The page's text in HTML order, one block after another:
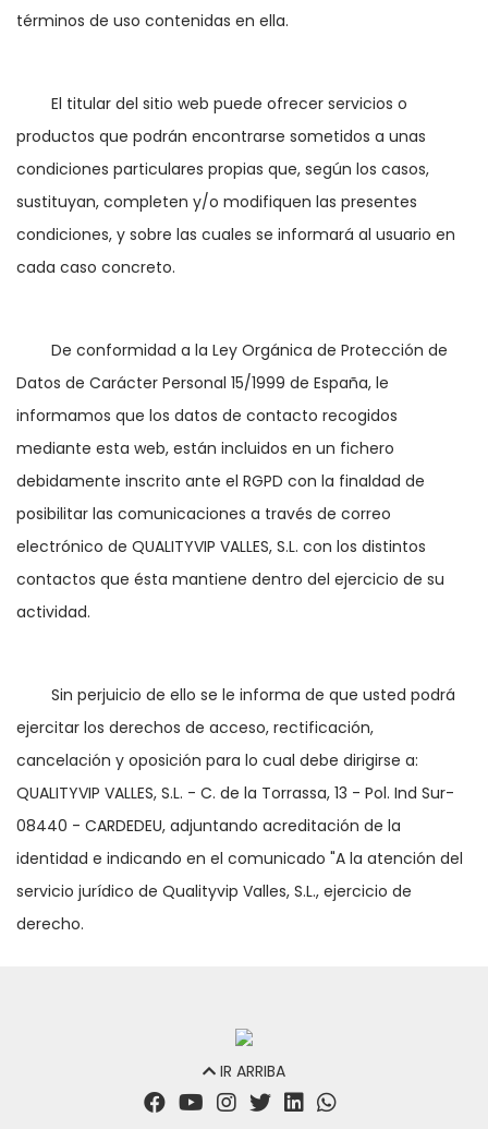
términos de uso contenidas en ella.
productos que podrán encontrarse sometidos a unas
condiciones particulares propias que, según los casos,
sustituyan, completen y/o modifiquen las presentes
condiciones, y sobre las cuales se informará al usuario en
cada caso concreto.
Datos de Carácter Personal 15/1999 de España, le
informamos que los datos de contacto recogidos
mediante esta web, están incluidos en un fichero
debidamente inscrito ante el RGPD con la finaldad de
posibilitar las comunicaciones a través de correo
electrónico de QUALITYVIP VALLES, S.L. con los distintos
contactos que ésta mantiene dentro del ejercicio de su
actividad.
ejercitar los derechos de acceso, rectificación,
cancelación y oposición para lo cual debe dirigirse a:
QUALITYVIP VALLES, S.L. - C. de la Torrassa, 13 - Pol. Ind Sur-
08440 - CARDEDEU, adjuntando acreditación de la
identidad e indicando en el comunicado "A la atención del
servicio jurídico de Qualityvip Valles, S.L., ejercicio de
derecho.
IR ARRIBA